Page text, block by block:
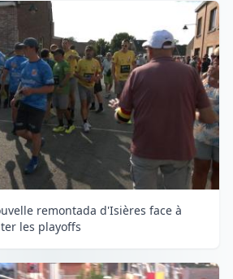
remontada d'Isières face à
les playoffs